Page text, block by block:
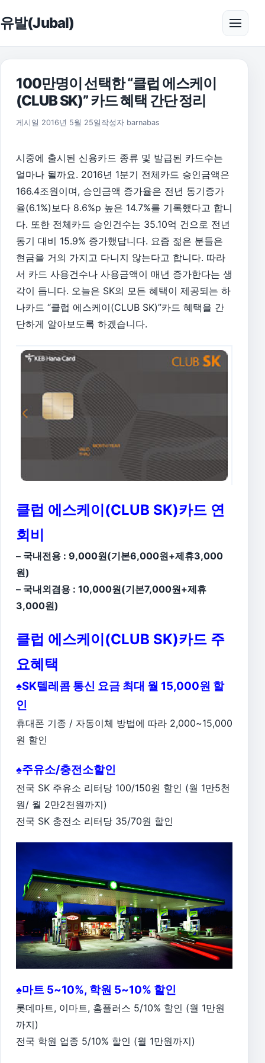
유발(Jubal) 메뉴
100만명이 선택한 “클럽 에스케이
(CLUB SK)” 카드 혜택 간단 정리
게시일 2016년 5월 25일 작성자 barnabas
시중에 출시된 신용카드 종류 및 발급된 카드수는
얼마나 될까요. 2016년 1분기 전체카드 승인금액은
166.4조원이며, 승인금액 증가율은 전년 동기증가
율(6.1%)보다 8.6%p 높은 14.7%를 기록했다고 합니
다. 또한 전체카드 승인건수는 35.10억 건으로 전년
동기 대비 15.9% 증가했답니다. 요즘 젊은 분들은
현금을 거의 가지고 다니지 않는다고 합니다. 따라
서 카드 사용건수나 사용금액이 매년 증가한다는 생
각이 듭니다. 오늘은 SK의 모든 혜택이 제공되는 하
나카드 “클럽 에스케이(CLUB SK)”카드 혜택을 간
단하게 알아보도록 하겠습니다.
클럽 에스케이(CLUB SK)카드 연
회비
– 국내전용 : 9,000원(기본6,000원+제휴3,000
원)
– 국내외겸용 : 10,000원(기본7,000원+제휴
3,000원)
클럽 에스케이(CLUB SK)카드 주
요혜택
♠SK텔레콤 통신 요금 최대 월 15,000원 할
인
휴대폰 기종 / 자동이체 방법에 따라 2,000~15,000
원 할인
♠주유소/충전소할인
전국 SK 주유소 리터당 100/150원 할인 (월 1만5천
원/ 월 2만2천원까지)
전국 SK 충전소 리터당 35/70원 할인
♠마트 5~10%, 학원 5~10% 할인
롯데마트, 이마트, 홈플러스 5/10% 할인 (월 1만원
까지)
전국 학원 업종 5/10% 할인 (월 1만원까지)